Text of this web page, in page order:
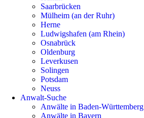
Saarbrücken
Mülheim (an der Ruhr)
Herne
Ludwigshafen (am Rhein)
Osnabrück
Oldenburg
Leverkusen
Solingen
Potsdam
Neuss
Anwalt-Suche
Anwälte in Baden-Württemberg
Anwälte in Bayern